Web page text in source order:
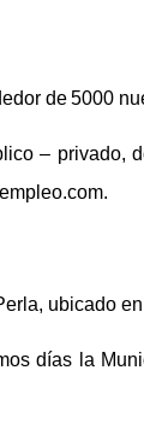
de5000
– privado,
ubicado
días la